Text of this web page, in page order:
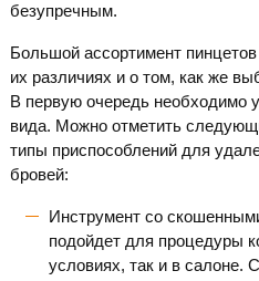
безупречным.
Большой ассортимент
их различиях и о том, как же
В первую очередь необходимо
вида. Можно отметить
типы приспособлений для
бровей:
Инструмент со
подойдет для процедуры
условиях, так и в салоне.